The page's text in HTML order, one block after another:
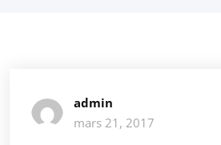
admin
mars 21, 2017